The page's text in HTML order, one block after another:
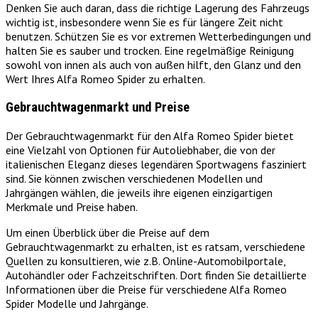
Denken Sie auch daran, dass die richtige Lagerung des Fahrzeugs
wichtig ist, insbesondere wenn Sie es für längere Zeit nicht
benutzen. Schützen Sie es vor extremen Wetterbedingungen und
halten Sie es sauber und trocken. Eine regelmäßige Reinigung
sowohl von innen als auch von außen hilft, den Glanz und den
Wert Ihres Alfa Romeo Spider zu erhalten.
Gebrauchtwagenmarkt und Preise
Der Gebrauchtwagenmarkt für den Alfa Romeo Spider bietet
eine Vielzahl von Optionen für Autoliebhaber, die von der
italienischen Eleganz dieses legendären Sportwagens fasziniert
sind. Sie können zwischen verschiedenen Modellen und
Jahrgängen wählen, die jeweils ihre eigenen einzigartigen
Merkmale und Preise haben.
Um einen Überblick über die Preise auf dem
Gebrauchtwagenmarkt zu erhalten, ist es ratsam, verschiedene
Quellen zu konsultieren, wie z.B. Online-Automobilportale,
Autohändler oder Fachzeitschriften. Dort finden Sie detaillierte
Informationen über die Preise für verschiedene Alfa Romeo
Spider Modelle und Jahrgänge.